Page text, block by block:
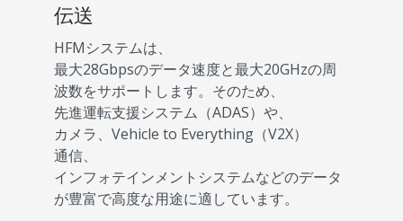
伝送
HFMシステムは、
最大28Gbpsのデータ速度と最大20GHzの周
波数をサポートします。そのため、
先進運転支援システム（ADAS）や、
カメラ、Vehicle to Everything（V2X）
通信、
インフォテインメントシステムなどのデータ
が豊富で高度な用途に適しています。